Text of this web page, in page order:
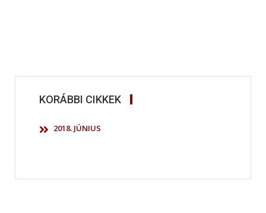
KORÁBBI CIKKEK
2018. JÚNIUS